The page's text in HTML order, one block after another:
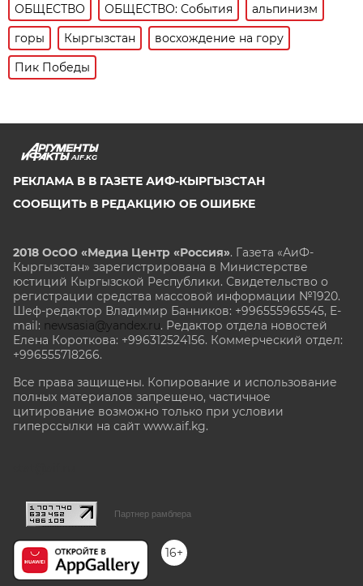
ОБЩЕСТВО ОБЩЕСТВО: События
альпинизм
горы
Кыргызстан
восхождение на гору
Пик Победы
AIF.KG
РЕКЛАМА В В ГАЗЕТЕ АИФ-КЫРГЫЗСТАН
СООБЩИТЬ В РЕДАКЦИЮ ОБ ОШИБКЕ
2018 ОсОО «Медиа Центр «Россия». Газета «АиФ-
Кыргызстан» зарегистрирована в Министерстве
юстиций Кыргызской Республики. Свидетельство о
регистрации средства массовой информации №1920.
Шеф-редактор Владимир Банников: +996555965545, E-
mail: newsasia@yandex.ru. Редактор отдела новостей
Елена Короткова: +996312524156. Коммерческий отдел:
+996555718266.
Все права защищены. Копирование и использование
полных материалов запрещено, частичное
цитирование возможно только при условии
гиперссылки на сайт www.aif.kg.
Партнер рамблера
16+